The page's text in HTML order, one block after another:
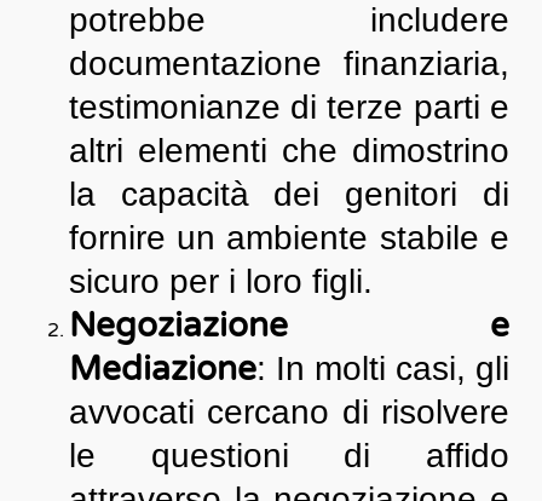
potrebbe includere
documentazione finanziaria,
testimonianze di terze parti e
altri elementi che dimostrino
la capacità dei genitori di
fornire un ambiente stabile e
sicuro per i loro figli.
Negoziazione e
Mediazione: In molti casi, gli
avvocati cercano di risolvere
le questioni di affido